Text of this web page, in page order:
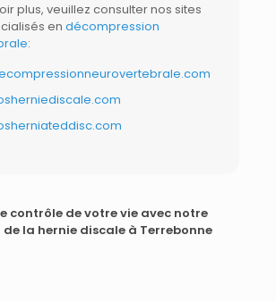
plus, veuillez consulter nos sites
en décompression
:
contrôle de votre vie avec notre
la hernie discale à Terrebonne